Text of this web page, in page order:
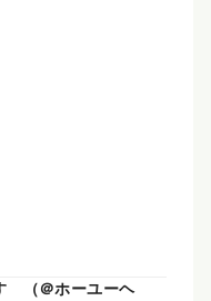
（＠ホーユーヘ